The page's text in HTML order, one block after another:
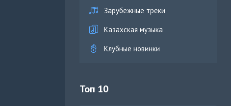
Зарубежные треки
Казахская музыка
Клубные новинки
Топ 10